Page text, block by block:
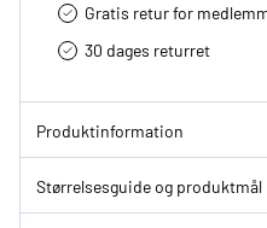
Gratis retur for
30 dages returret
Produktinformation
Størrelsesguide og produktmål